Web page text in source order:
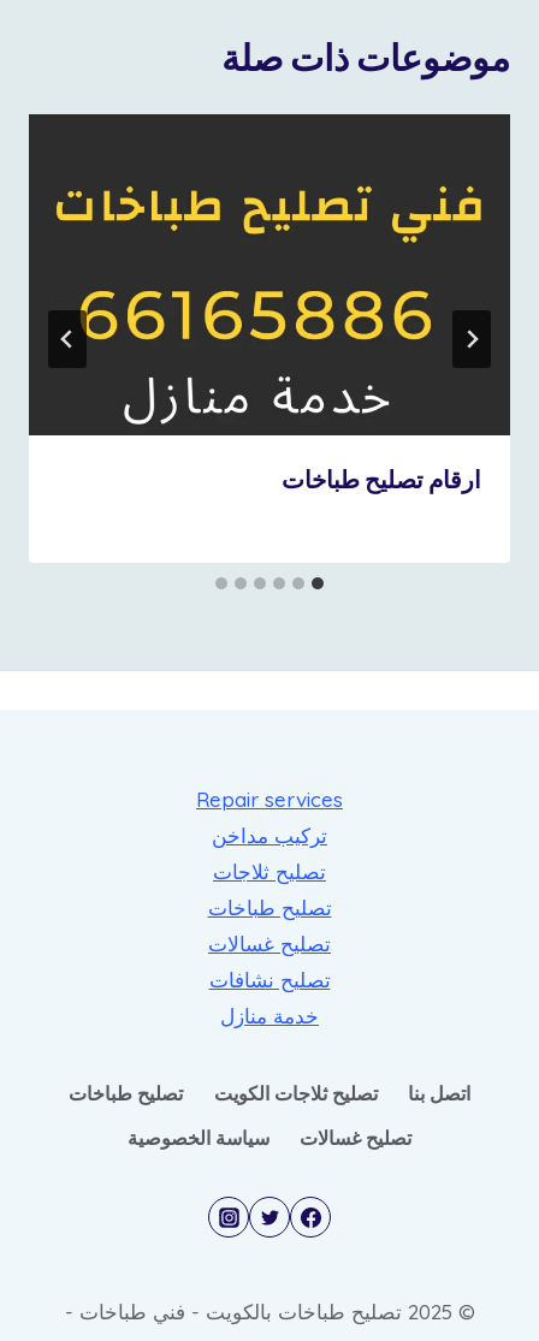
موضوعات ذات صلة
ارقام تصليح طباخات
Repair services
تركيب مداخن
تصليح ثلاجات
تصليح طباخات
تصليح غسالات
تصليح نشافات
خدمة منازل
اتصل بنا تصليح ثلاجات الكويت
تصليح طباخات
تصليح غسالات
سياسة الخصوصية
© 2025 تصليح طباخات بالكويت - فني طباخات -